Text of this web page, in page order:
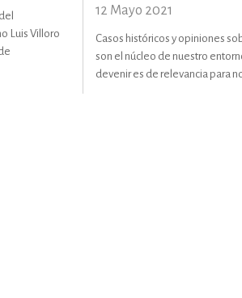
Luis Villoro
12 Mayo 2021
Casos históricos y opiniones
son el núcleo de nuestro
devenir es de relevancia para